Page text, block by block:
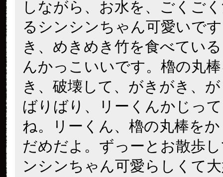
しながら、お水を、ごくご
るシンシンちゃん可愛いで
き、めきめき竹を食べてい
んかっこいいです。櫓の丸
き、破壊して、がきがき、
ばりばり、リーくんかじっ
ね。リーくん、櫓の丸棒を
だめだよ。ずっーとお散歩
ンシンちゃん可愛らしくて